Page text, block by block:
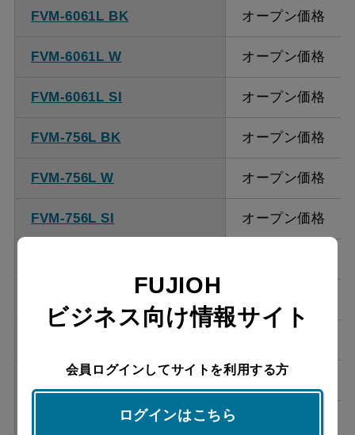
FVM-6061L BK オープン価格
FVM-6061L W オープン価格
FVM-6061L SI オープン価格
FVM-756L BK オープン価格
FVM-756L W オープン価格
FVM-756L SI オープン価格
FVM-906L BK オープン価格
FUJIOH
ビジネス向け情報サイト
会員ログインしてサイトを利用する方
ログインはこちら